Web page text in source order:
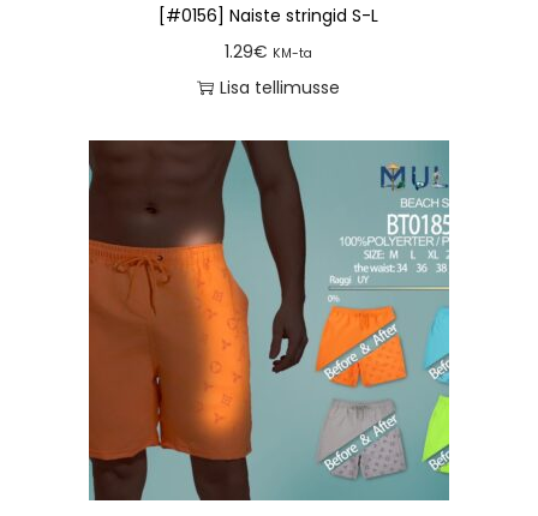
[#0156] Naiste stringid S-L
1.29€ KM-ta
Lisa tellimusse